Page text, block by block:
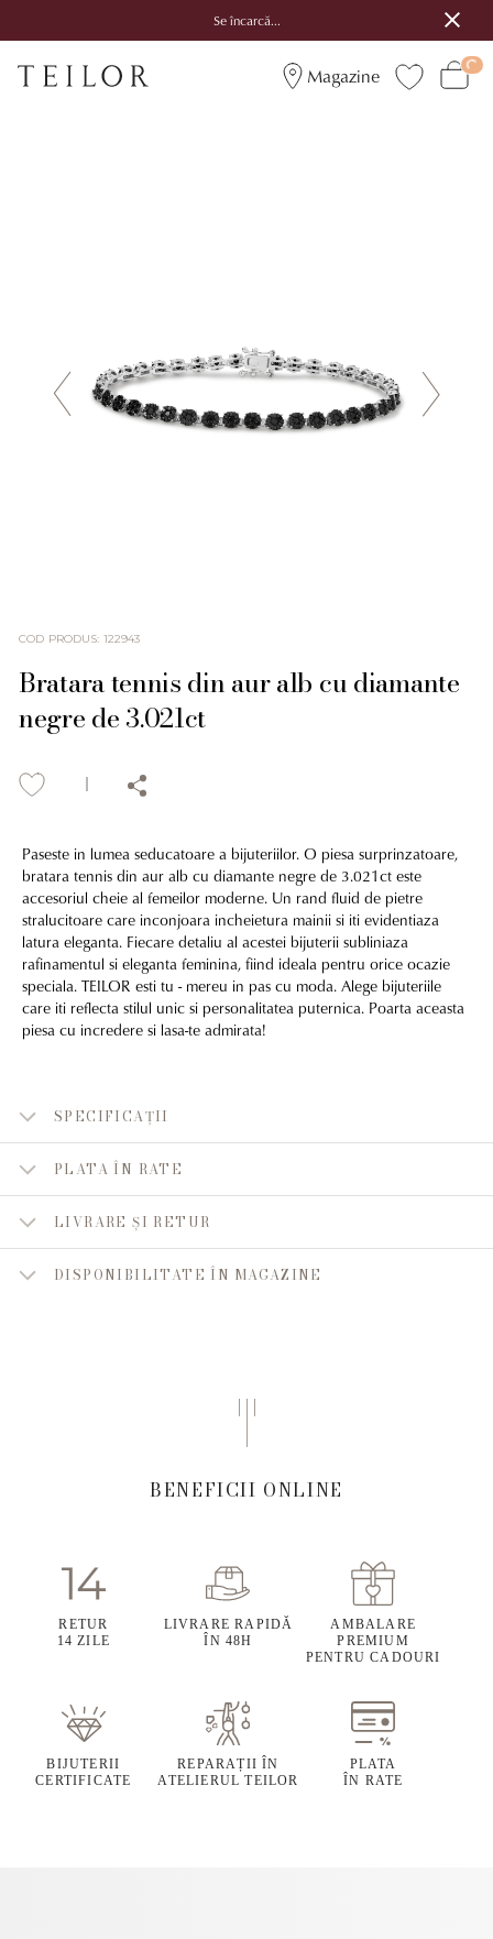
Se încarcă...
Magazine
COD PRODUS: 122943
Bratara tennis din aur alb cu diamante
negre de 3.021ct
Paseste in lumea seducatoare a bijuteriilor. O piesa surprinzatoare,
bratara tennis din aur alb cu diamante negre de 3.021ct este
accesoriul cheie al femeilor moderne. Un rand fluid de pietre
stralucitoare care inconjoara incheietura mainii si iti evidentiaza
latura eleganta. Fiecare detaliu al acestei bijuterii subliniaza
rafinamentul si eleganta feminina, fiind ideala pentru orice ocazie
speciala. TEILOR esti tu - mereu in pas cu moda. Alege bijuteriile
care iti reflecta stilul unic si personalitatea puternica. Poarta aceasta
piesa cu incredere si lasa-te admirata!
SPECIFICAȚII
PLATA ÎN RATE
LIVRARE ȘI RETUR
DISPONIBILITATE ÎN MAGAZINE
BENEFICII ONLINE
RETUR
14 ZILE
LIVRARE RAPIDĂ
ÎN 48H
AMBALARE
PREMIUM
PENTRU CADOURI
BIJUTERII
CERTIFICATE
REPARAȚII ÎN
ATELIERUL TEILOR
PLATA
ÎN RATE